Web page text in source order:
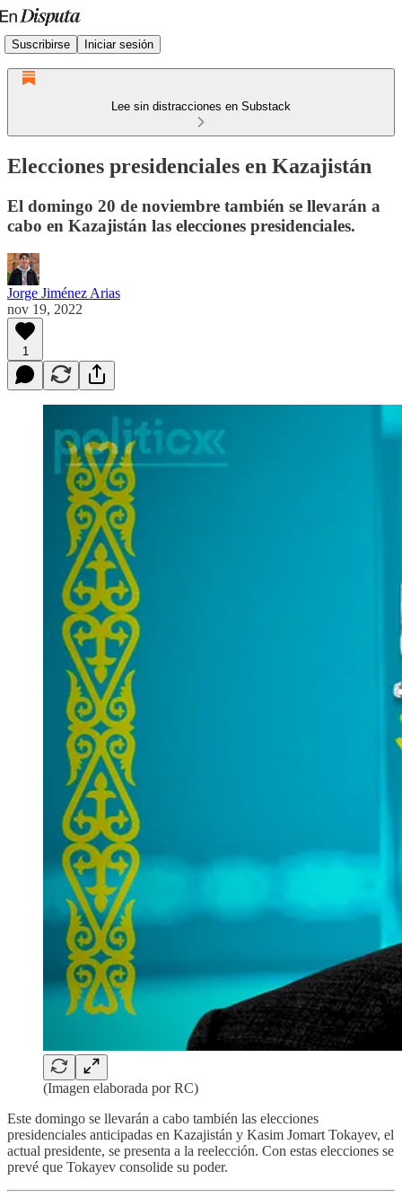
Suscribirse Iniciar sesión
Lee sin distracciones en Substack
Elecciones presidenciales en Kazajistán
El domingo 20 de noviembre también se llevarán a
cabo en Kazajistán las elecciones presidenciales.
Jorge Jiménez Arias
nov 19, 2022
1
(Imagen elaborada por RC)
Este domingo se llevarán a cabo también las elecciones
presidenciales anticipadas en Kazajistán y Kasim Jomart Tokayev, el
actual presidente, se presenta a la reelección. Con estas elecciones se
prevé que Tokayev consolide su poder.